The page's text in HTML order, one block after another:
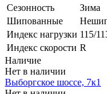
Сезонность
Зима
Шипованные
Индекс нагрузки 115/
Индекс скорости R
Наличие
Нет в наличии
Выборгское шоссе, 7к1